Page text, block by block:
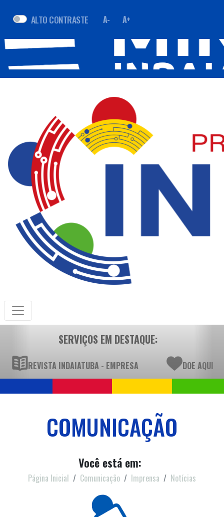
ALTO CONTRASTE A- A+
SERVIÇOS EM DESTAQUE:
REVISTA INDAIATUBA - EMPRESA DOE AQUI
COMUNICAÇÃO
Você está em:
Página Inicial Comunicação Imprensa Notícias